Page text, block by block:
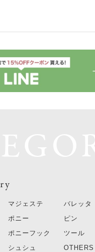
マジェステ
ポニー
ポニーフック
シュシュ
バレッタ
ピン
ツール
OTHERS